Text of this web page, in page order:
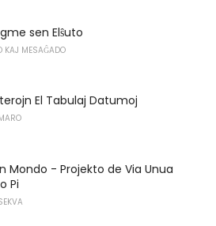
sen Elŝuto
KAJ MESAĜADO
El Tabulaj Datumoj
Mondo - Projekto de Via Unua
Pi